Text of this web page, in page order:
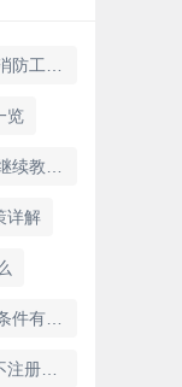
览
详解